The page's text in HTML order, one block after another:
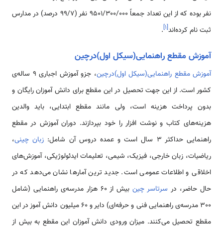
نفر بوده که از این تعداد جمعاً ۹۵۰۱/۳۰۰/۰۰۰ نفر (۹۹/۷ درصد) در مدارس
ثبت نام کرده‌اند[۱]
.
آموزش مقطع راهنمایی(سیکل اول)درچین
آموزش مقطع راهنمایی(سیکل اول)درچین
، جزو آموزش اجباری 9 ساله‌ی
کشور است. از این جهت تحصیل در این مقطع برای دانش آموزان رایگان و
بدون پرداخت هزینه است، ولی مانند مقطع ابتدایی، باید والدین
هزینه‌های کتاب و نوشت افزار را خود بپردازند. دوران آموزش در مقطع
راهنمایی حداکثر 3 سال است و عمده دروس آن شامل:
زبان چینی،
ریاضیات، زبان خارجی، فیزیک، شیمی، تعلیمات ایدئولوژیکی، آموزش‌های
اخلاقی و اطلاعات عمومی است. جدید ترین آمارها نشان می‌دهد که در
حال حاضر، در سرتاسر چین
بیش از 60 هزار مدرسه‌ی راهنمایی (شامل
300 مدرسه‌ی راهنمایی فنی و حرفه‌ای) دایر و 60 میلیون دانش آموز در این
مقطع تحصیل می‌کنند. میزان ورودی دانش آموزان این مقطع به بیش از